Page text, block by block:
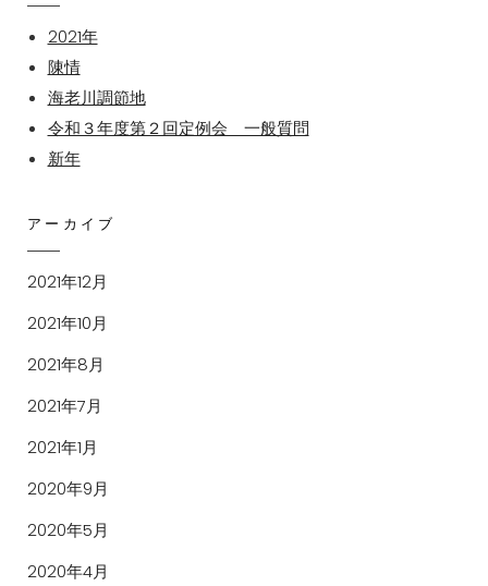
2021年
陳情
海老川調節地
令和３年度第２回定例会 一般質問
新年
アーカイブ
2021年12月
2021年10月
2021年8月
2021年7月
2021年1月
2020年9月
2020年5月
2020年4月